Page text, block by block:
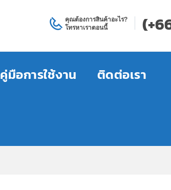
คุณต้องการสินค้าอะไร?
โทรหาเราตอนนี้
คู่มือการใช้งาน ติดต่อเรา